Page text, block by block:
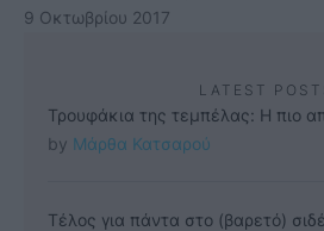
9 Οκτωβρίου 2017
LATEST
Τρουφάκια της τεμπέλας: Η πιο
by Μάρθα Κατσαρού
Τέλος για πάντα στο (βαρετό)